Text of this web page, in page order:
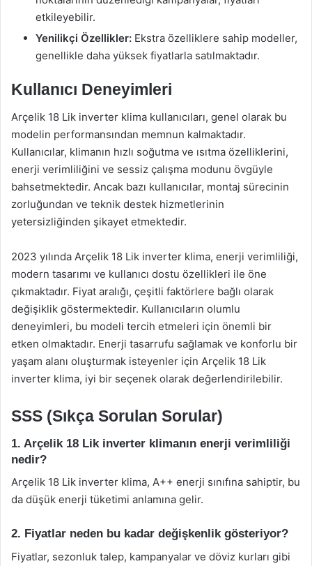
etkileyebilir.
Yenilikçi Özellikler: Ekstra özelliklere sahip modeller,
genellikle daha yüksek fiyatlarla satılmaktadır.
Kullanıcı Deneyimleri
Arçelik 18 Lik inverter klima kullanıcıları, genel olarak bu
modelin performansından memnun kalmaktadır.
Kullanıcılar, klimanın hızlı soğutma ve ısıtma özelliklerini,
enerji verimliliğini ve sessiz çalışma modunu övgüyle
bahsetmektedir. Ancak bazı kullanıcılar, montaj sürecinin
zorluğundan ve teknik destek hizmetlerinin
yetersizliğinden şikayet etmektedir.
2023 yılında Arçelik 18 Lik inverter klima, enerji verimliliği,
modern tasarımı ve kullanıcı dostu özellikleri ile öne
çıkmaktadır. Fiyat aralığı, çeşitli faktörlere bağlı olarak
değişiklik göstermektedir. Kullanıcıların olumlu
deneyimleri, bu modeli tercih etmeleri için önemli bir
etken olmaktadır. Enerji tasarrufu sağlamak ve konforlu bir
yaşam alanı oluşturmak isteyenler için Arçelik 18 Lik
inverter klima, iyi bir seçenek olarak değerlendirilebilir.
SSS (Sıkça Sorulan Sorular)
1. Arçelik 18 Lik inverter klimanın enerji verimliliği
nedir?
Arçelik 18 Lik inverter klima, A++ enerji sınıfına sahiptir, bu
da düşük enerji tüketimi anlamına gelir.
2. Fiyatlar neden bu kadar değişkenlik gösteriyor?
Fiyatlar, sezonluk talep, kampanyalar ve döviz kurları gibi